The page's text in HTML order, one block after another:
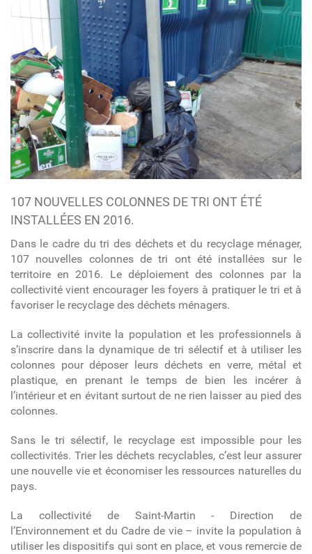
107 NOUVELLES COLONNES DE TRI ONT ÉTÉ
INSTALLÉES EN 2016.
Dans le cadre du tri des déchets et du recyclage ménager,
107 nouvelles colonnes de tri ont été installées sur le
territoire en 2016. Le déploiement des colonnes par la
collectivité vient encourager les foyers à pratiquer le tri et à
favoriser le recyclage des déchets ménagers.
La collectivité invite la population et les professionnels à
s’inscrire dans la dynamique de tri sélectif et à utiliser les
colonnes pour déposer leurs déchets en verre, métal et
plastique, en prenant le temps de bien les incérer à
l’intérieur et en évitant surtout de ne rien laisser au pied des
colonnes.
Sans le tri sélectif, le recyclage est impossible pour les
collectivités. Trier les déchets recyclables, c’est leur assurer
une nouvelle vie et économiser les ressources naturelles du
pays.
La collectivité de Saint-Martin - Direction de
l’Environnement et du Cadre de vie – invite la population à
utiliser les dispositifs qui sont en place, et vous remercie de